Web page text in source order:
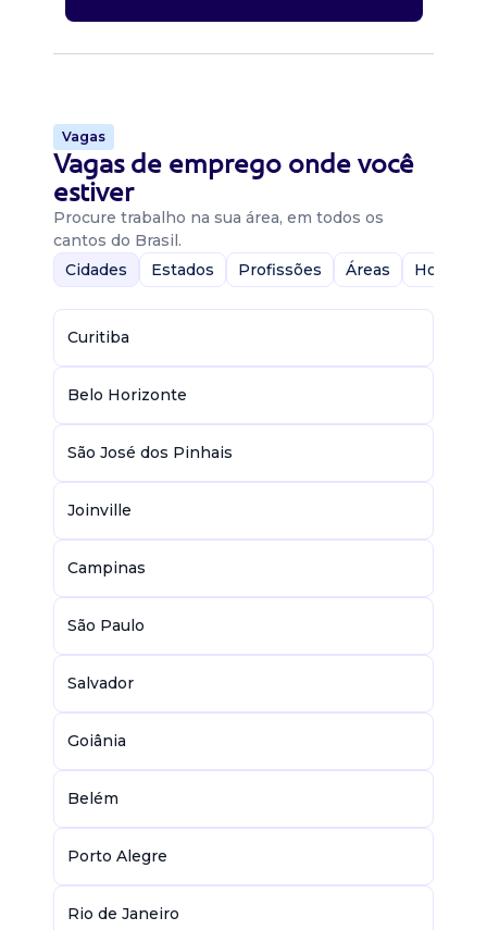
Vagas
Vagas de emprego onde você
estiver
Procure trabalho na sua área, em todos os
cantos do Brasil.
Cidades
Estados Profissões Áreas Home-
Curitiba
Belo Horizonte
São José dos Pinhais
Joinville
Campinas
São Paulo
Salvador
Goiânia
Belém
Porto Alegre
Rio de Janeiro